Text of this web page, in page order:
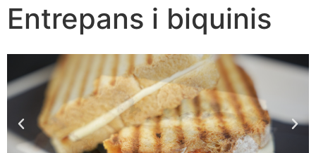
Entrepans i biquinis